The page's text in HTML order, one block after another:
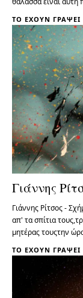
ΤΟ ΈΧΟΥΝ ΓΡΆΨΕΙ
Γιάννης
Γιάννης Ρίτσος -
απ' τα σπίτια
μητέρας τουςτην
ΤΟ ΈΧΟΥΝ ΓΡΆΨΕΙ